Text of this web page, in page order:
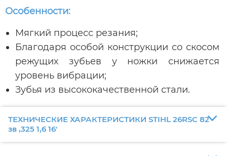
Особенности:
Мягкий процесс резания;
Благодаря особой конструкции со скосом
режущих зубьев у ножки снижается
уровень вибрации;
Зубья из высококачественной стали.
ТЕХНИЧЕСКИЕ ХАРАКТЕРИСТИКИ STIHL 26RSC 82
зв ,325 1,6 16'